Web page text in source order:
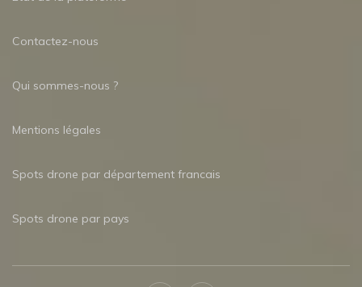
Contactez-nous
Qui sommes-nous ?
Mentions légales
Spots drone par département francais
Spots drone par pays